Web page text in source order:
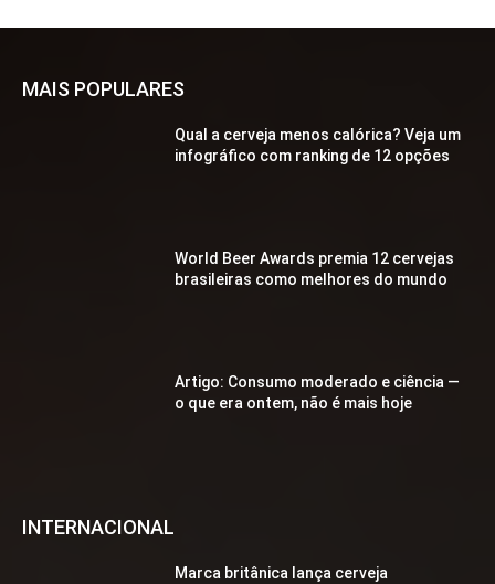
MAIS POPULARES
Qual a cerveja menos calórica? Veja um
infográfico com ranking de 12 opções
World Beer Awards premia 12 cervejas
brasileiras como melhores do mundo
Artigo: Consumo moderado e ciência —
o que era ontem, não é mais hoje
INTERNACIONAL
Marca britânica lança cerveja